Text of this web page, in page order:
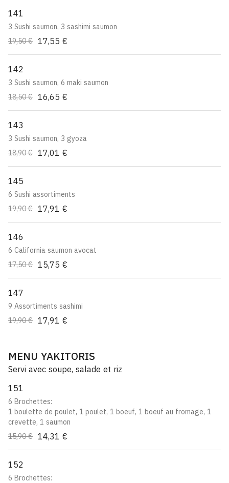
141
3 Sushi saumon, 3 sashimi saumon
19,50 € 17,55 €
142
3 Sushi saumon, 6 maki saumon
18,50 € 16,65 €
143
3 Sushi saumon, 3 gyoza
18,90 € 17,01 €
145
6 Sushi assortiments
19,90 € 17,91 €
146
6 California saumon avocat
17,50 € 15,75 €
147
9 Assortiments sashimi
19,90 € 17,91 €
MENU YAKITORIS
Servi avec soupe, salade et riz
151
6 Brochettes:
1 boulette de poulet, 1 poulet, 1 boeuf, 1 boeuf au fromage, 1
crevette, 1 saumon
15,90 € 14,31 €
152
6 Brochettes: